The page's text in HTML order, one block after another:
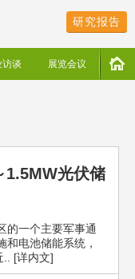
研究报告
访谈 展览会议
1.5MW光伏储
的一个主要军事通
电池储能系统，
.. [详内文]